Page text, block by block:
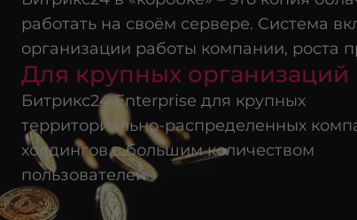
работать на своём сервере. Система
организации работы компании, роста
Для крупных организаций
Битрикс24 Enterprise для крупных
территориально-распределенных
холдингов с большим количеством
пользователей.